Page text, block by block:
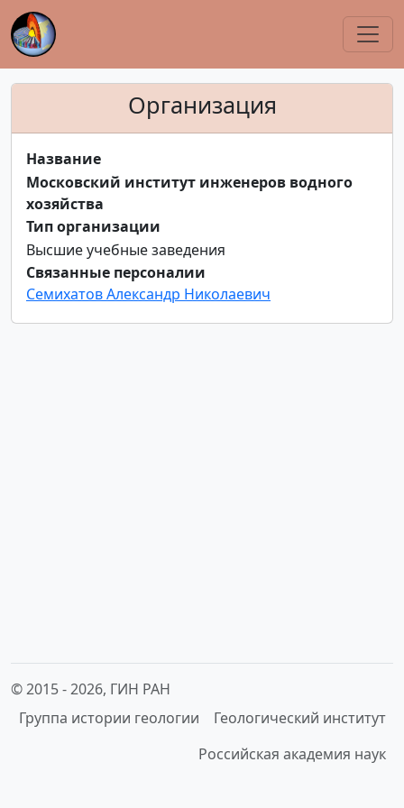
Организация
Название
Московский институт инженеров водного
хозяйства
Тип организации
Высшие учебные заведения
Связанные персоналии
Семихатов Александр Николаевич
© 2015 -2026, ГИН РАН
Группа истории геологии
Геологический институт
Российская академия наук